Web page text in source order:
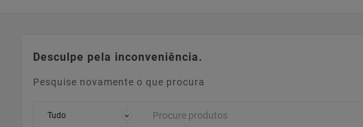
Desculpe pela inconveniência.
Pesquise novamente o que procura